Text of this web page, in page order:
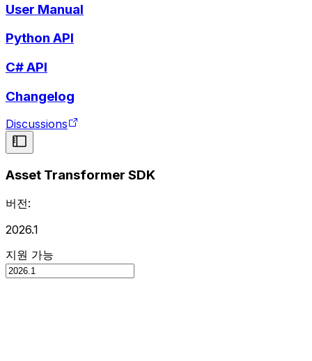
User Manual
Python API
C# API
Changelog
Discussions
Asset Transformer SDK
버전:
2026.1
지원 가능